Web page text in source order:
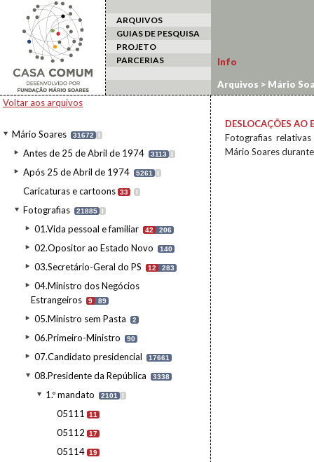
ARQUIVOS
GUIAS DE PESQUISA
PROJETO
PARCERIAS
Voltar aos arquivos
Mário Soares 31672 I
Antes de 25 de Abril de 1974 3113 I
Após 25 de Abril de 1974 5261 I
Caricaturas e cartoons 33 I
Fotografias 21885 I
01.Vida pessoal e familiar 42 206
02.Opositor ao Estado Novo 140
03.Secretário-Geral do PS 12 283
04.Ministro dos Negócios
Estrangeiros
9 89
05.Ministro sem Pasta 2
06.Primeiro-Ministro 90
07.Candidato presidencial 17661
08.Presidente da República 3338
1.º mandato 2101 I
05111 11
05112 17
05114 19
Info
Arquivos > Mário
estrangeiro
DESLOCAÇÕES AO
Fotografias
Mário Soares